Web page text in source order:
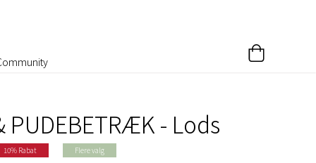
- Lods
10% Rabat Flere valg